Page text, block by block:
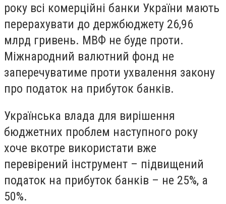
року всі комерційні банки України мають
перерахувати до держбюджету 26,96
млрд гривень. МВФ не буде проти.
Міжнародний валютний фонд не
заперечуватиме проти ухвалення закону
про податок на прибуток банків.
Українська влада для вирішення
бюджетних проблем наступного року
хоче вкотре використати вже
перевірений інструмент – підвищений
податок на прибуток банків – не 25%, а
50%.